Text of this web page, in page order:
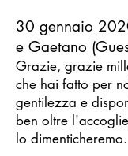
30 gennaio
e Gaetano
Grazie, grazie
che hai fatto per
gentilezza e
ben oltre
lo dimenticheremo.